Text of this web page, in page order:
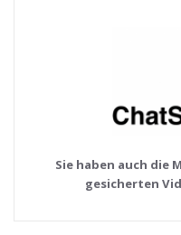
Sie haben auch die
gesicherten